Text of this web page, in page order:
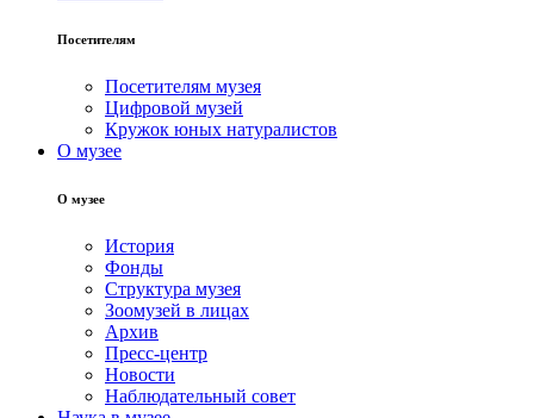
Посетителям
Посетителям музея
Цифровой музей
Кружок юных натуралистов
О музее
О музее
История
Фонды
Структура музея
Зоомузей в лицах
Архив
Пресс-центр
Новости
Наблюдательный совет